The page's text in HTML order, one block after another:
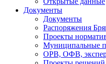
Документы
Документы
Распоряжения
Проекты
Муниципальные
ОРВ, ОФВ,